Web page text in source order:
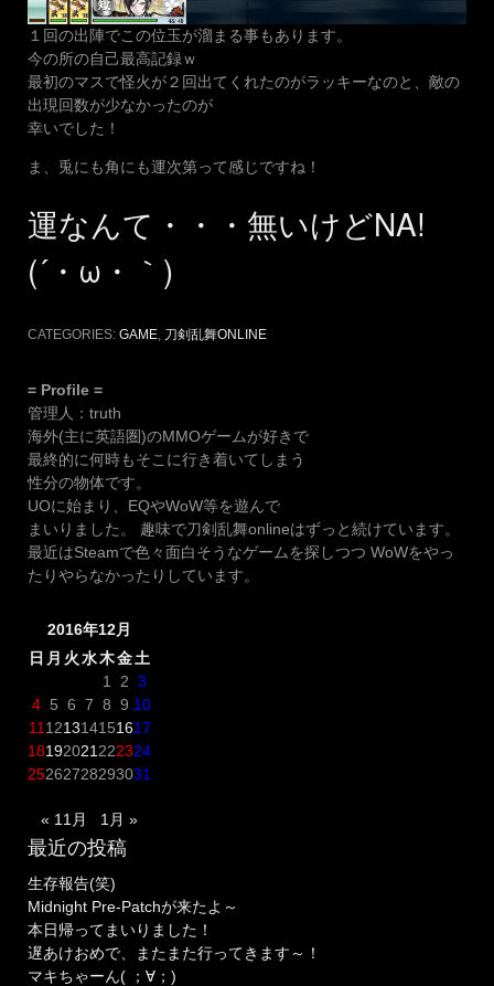
１回の出陣でこの位玉が溜まる事もあります。
今の所の自己最高記録ｗ
最初のマスで怪火が２回出てくれたのがラッキーなのと、敵の
出現回数が少なかったのが
幸いでした！
ま、兎にも角にも運次第って感じですね！
運なんて・・・無いけどNA!
(´・ω・｀)
CATEGORIES: GAME, 刀剣乱舞ONLINE
= Profile =
管理人：truth
海外(主に英語圏)のMMOゲームが好きで
最終的に何時もそこに行き着いてしまう
性分の物体です。
UOに始まり、EQやWoW等を遊んで
まいりました。 趣味で刀剣乱舞onlineはずっと続けています。
最近はSteamで色々面白そうなゲームを探しつつ WoWをやっ
たりやらなかったりしています。
2016年12月
日 月 火水木金土
1
2 3
4 5 6 7 8 9 10
11 121314151617
18192021 222324
25262728293031
« 11月 1月 »
最近の投稿
生存報告(笑)
Midnight Pre-Patchが来たよ～
本日帰ってまいりました！
遅あけおめで、またまた行ってきます～！
マキちゃーん( ；∀；)